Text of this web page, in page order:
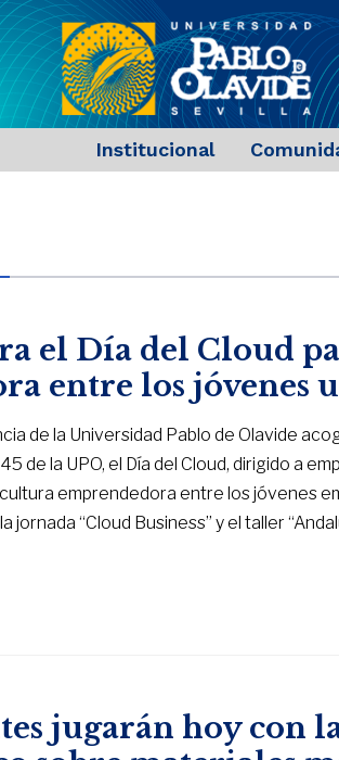
Institucional
el Día del Cloud
entre los jóvenes
de la Universidad Pablo de Olavide
de la UPO, el Día del Cloud, dirigido a
emprendedora entre los jóvenes
“Cloud Business” y el taller
jugarán hoy con